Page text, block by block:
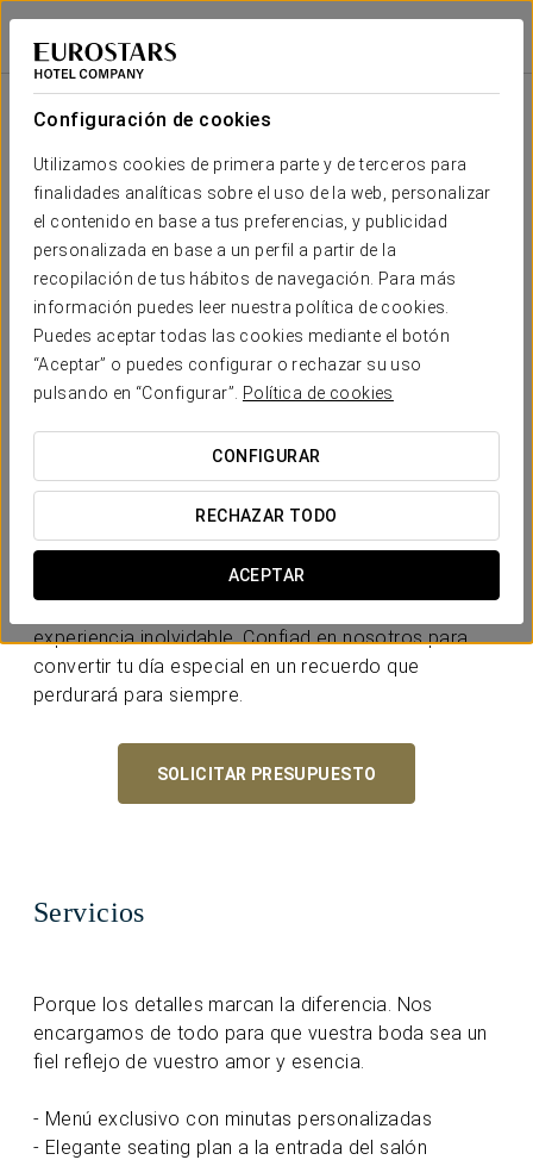
Configuración de cookies
Utilizamos cookies de primera parte y de terceros para
finalidades analíticas sobre el uso de la web, personalizar
el contenido en base a tus preferencias, y publicidad
personalizada en base a un perfil a partir de la
recopilación de tus hábitos de navegación. Para más
información puedes leer nuestra política de cookies.
Puedes aceptar todas las cookies mediante el botón
“Aceptar” o puedes configurar o rechazar su uso
pulsando en “Configurar”.
Política de cookies
CONFIGURAR
RECHAZAR TODO
ACEPTAR
Eurostars Queen of Montenegro
BEČIĆI
Tu boda en
Eurostars Queen of Montenegro es el lugar
perfecto para celebrar el amor. Entendemos la
importancia del día de vuestra boda y por ello os
ofreceremos un
servicio personalizado para
garantizar que cada momento de ese día sea
perfecto.
Nuestro equipo dewedding plannersestará a
vuestra disposición para cuidar de todos los
detalles, desde la planificación de la ceremonia
hasta la fiesta, con la atención y dedicación que
merecéis.
experiencia inolvidable. Confiad en nosotros para
convertir tu día especial en un recuerdo que
perdurará para siempre.
SOLICITAR PRESUPUESTO
Servicios
Porque los detalles marcan la diferencia. Nos
encargamos de todo para que vuestra boda sea un
fiel reflejo de vuestro amor y esencia.
- Menú exclusivo con minutas personalizadas
- Elegante seating plan a la entrada del salón